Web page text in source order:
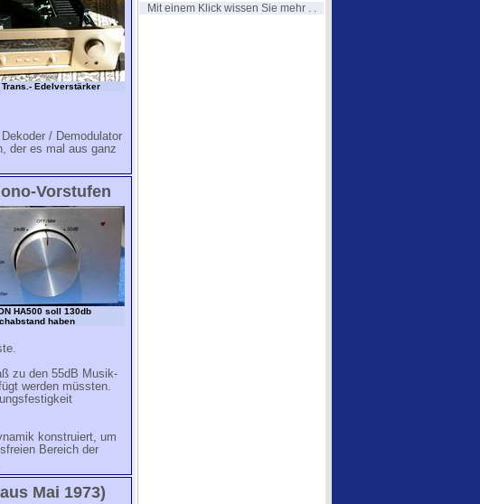
Trans.- Edelverstärker
/ Demodulator
der es mal aus ganz
Vorstufen
HA500 soll 130db
haben
zu den 55dB Musik-
werden müssten.
konstruiert, um
Bereich der
Mai 1973)
Mit einem Klick wissen Sie mehr . .